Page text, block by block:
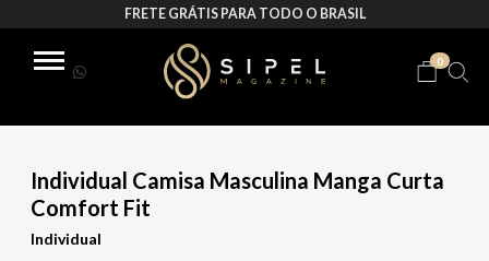
FRETE GRÁTIS PARA TODO O BRASIL
0
Individual Camisa Masculina Manga Curta
Comfort Fit
Individual